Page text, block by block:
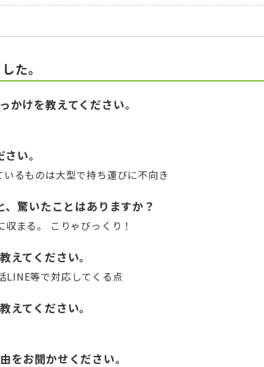
た。
けを教えてください。
い。
るものは大型で持ち運びに不向き
驚いたことはありますか？
まる。 こりゃびっくり！
てください。
等で対応してくる点
てください。
お聞かせください。